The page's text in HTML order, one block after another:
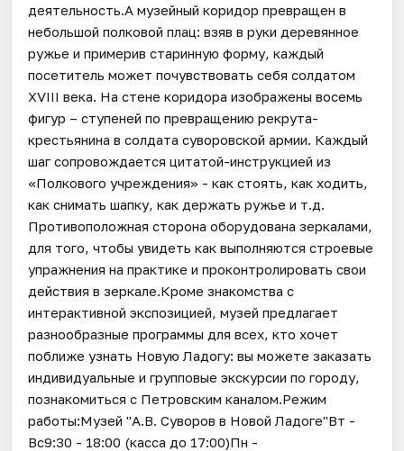
деятельность.А музейный коридор превращен в
небольшой полковой плац: взяв в руки деревянное
ружье и примерив старинную форму, каждый
посетитель может почувствовать себя солдатом
XVIII века. На стене коридора изображены восемь
фигур – ступеней по превращению рекрута-
крестьянина в солдата суворовской армии. Каждый
шаг сопровождается цитатой-инструкцией из
«Полкового учреждения» - как стоять, как ходить,
как снимать шапку, как держать ружье и т.д.
Противоположная сторона оборудована зеркалами,
для того, чтобы увидеть как выполняются строевые
упражнения на практике и проконтролировать свои
действия в зеркале.Кроме знакомства с
интерактивной экспозицией, музей предлагает
разнообразные программы для всех, кто хочет
поближе узнать Новую Ладогу: вы можете заказать
индивидуальные и групповые экскурсии по городу,
познакомиться с Петровским каналом.Режим
работы:Музей "А.В. Суворов в Новой Ладоге"Вт -
Вс9:30 - 18:00 (касса до 17:00)Пн -